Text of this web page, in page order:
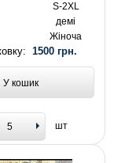
S-2XL
демі
Жіноча
1500 грн.
У кошик
шт